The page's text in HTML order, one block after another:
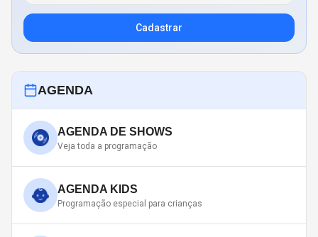
Cadastrar
AGENDA
AGENDA DE SHOWS
Veja toda a programação
AGENDA KIDS
Programação especial para crianças